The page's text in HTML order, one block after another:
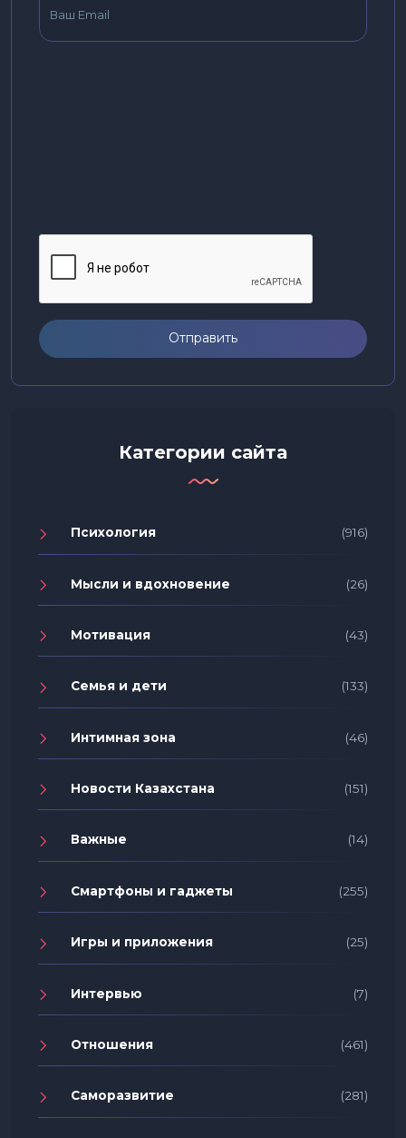
Отправить
Категории сайта
Психология (916)
Мысли и вдохновение (26)
Мотивация (43)
Семья и дети (133)
Интимная зона (46)
Новости Казахстана (151)
Важные (14)
Смартфоны и гаджеты (255)
Игры и приложения (25)
Интервью (7)
Отношения (461)
Саморазвитие (281)